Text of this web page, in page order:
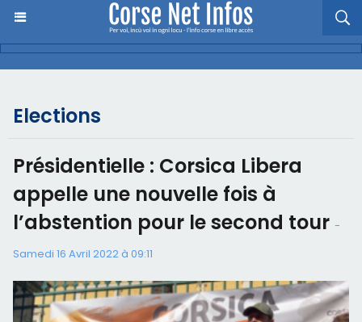
Elections
Présidentielle : Corsica Libera
appelle une nouvelle fois à
l’abstention pour le second tour -
Samedi 16 Avril 2022 à 09:11